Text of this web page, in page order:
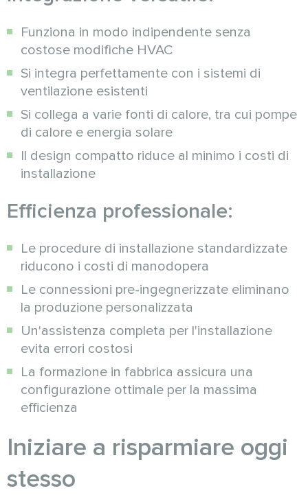
Funziona in modo indipendente senza
costose modifiche HVAC
Si integra perfettamente con i sistemi di
ventilazione esistenti
Si collega a varie fonti di calore, tra cui pompe
di calore e energia solare
Il design compatto riduce al minimo i costi di
installazione
Efficienza professionale:
Le procedure di installazione standardizzate
riducono i costi di manodopera
Le connessioni pre-ingegnerizzate eliminano
la produzione personalizzata
Un'assistenza completa per l'installazione
evita errori costosi
La formazione in fabbrica assicura una
configurazione ottimale per la massima
efficienza
Iniziare a risparmiare oggi
stesso